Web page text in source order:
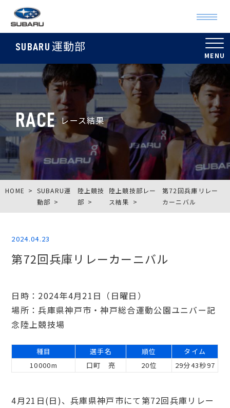
SUBARU 運動部
RACE レース結果
HOME
SUBARU運
動部
陸上競技
部
陸上競技部レー
ス結果
第72回兵庫リレー
カーニバル
2024.04.23
第72回兵庫リレーカーニバル
日時：2024年4月21日（日曜日）
場所：兵庫県神戸市・神戸総合運動公園ユニバー記
念陸上競技場
種目 選手名 順位
タイム
10000m
口町 亮 20位 29分43秒97
4月21日(日)、兵庫県神戸市にて第72回兵庫リレー